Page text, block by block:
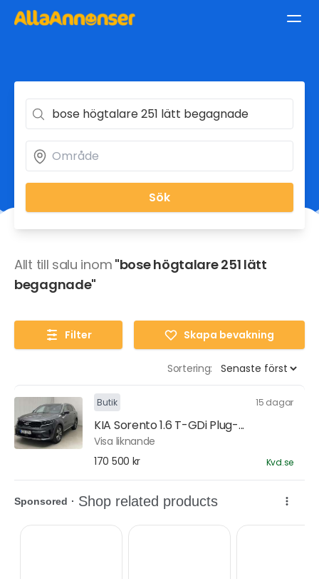
Sök
Allt till salu inom "bose högtalare 251 lätt
begagnade"
Filter Skapa bevakning
Sortering:
Butik 15 dagar
KIA Sorento 1.6 T-GDi Plug-...
Visa liknande
170 500 kr
Kvd.se